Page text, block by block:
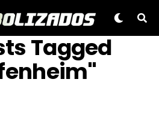
Tagged